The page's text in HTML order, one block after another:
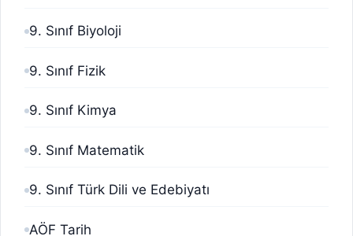
9. Sınıf Biyoloji
9. Sınıf Fizik
9. Sınıf Kimya
9. Sınıf Matematik
9. Sınıf Türk Dili ve Edebiyatı
AÖF Tarih